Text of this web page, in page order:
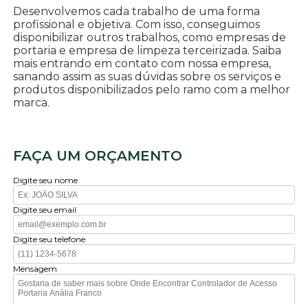
Desenvolvemos cada trabalho de uma forma
profissional e objetiva. Com isso, conseguimos
disponibilizar outros trabalhos, como empresas de
portaria e empresa de limpeza terceirizada. Saiba
mais entrando em contato com nossa empresa,
sanando assim as suas dúvidas sobre os serviços e
produtos disponibilizados pelo ramo com a melhor
marca.
FAÇA UM ORÇAMENTO
Digite seu nome
Digite seu email
Digite seu telefone
Mensagem